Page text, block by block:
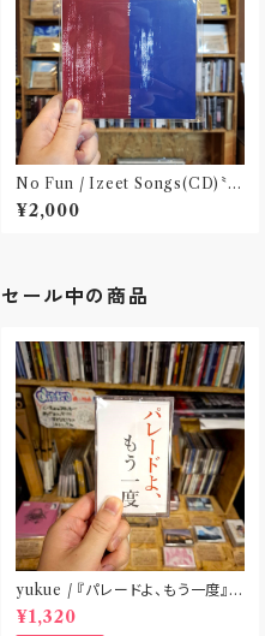
No Fun / Izeet Songs(CD)〝京
都〟
¥2,000
セール中の商品
yukue / 『パレードよ、もう一度』
(TAPE)
¥1,320